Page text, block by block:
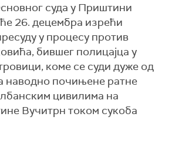
суда у Приштини
ће 26. децембра изрећи
у процесу против
бившег полицајца у
коме се суди дуже од
наводно почињене ратне
цивилима на
Вучитрн током сукоба